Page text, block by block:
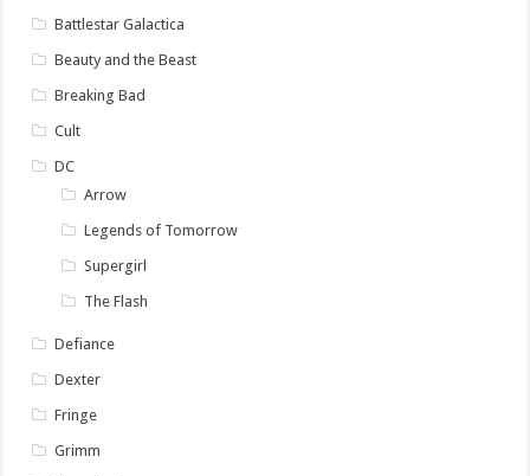
Battlestar Galactica
Beauty and the Beast
Breaking Bad
Cult
DC
Arrow
Legends of Tomorrow
Supergirl
The Flash
Defiance
Dexter
Fringe
Grimm